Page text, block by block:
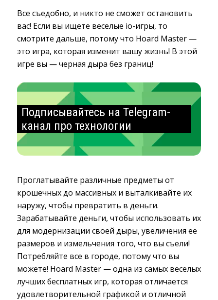
Все съедобно, и никто не сможет остановить
вас! Если вы ищете веселые io-игры, то
смотрите дальше, потому что Hoard Master —
это игра, которая изменит вашу жизнь! В этой
игре вы — черная дыра без границ!
Подписывайтесь на Telegram-
канал про технологии
Проглатывайте различные предметы от
крошечных до массивных и выталкивайте их
наружу, чтобы превратить в деньги.
Зарабатывайте деньги, чтобы использовать их
для модернизации своей дыры, увеличения ее
размеров и измельчения того, что вы съели!
Потребляйте все в городе, потому что вы
можете! Hoard Master — одна из самых веселых
лучших бесплатных игр, которая отличается
удовлетворительной графикой и отличной